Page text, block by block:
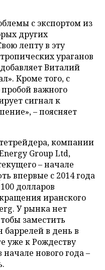
с экспортом из
других
лепту в эту
ураганов
Виталий
Кроме того, с
важного
сигнал к
– поясняет
компании
Group Ltd,
– начале
впервые с 2014 года
долларов
иранского
У рынка нет
заместить
в день в
уже к Рождеству
начале нового года –